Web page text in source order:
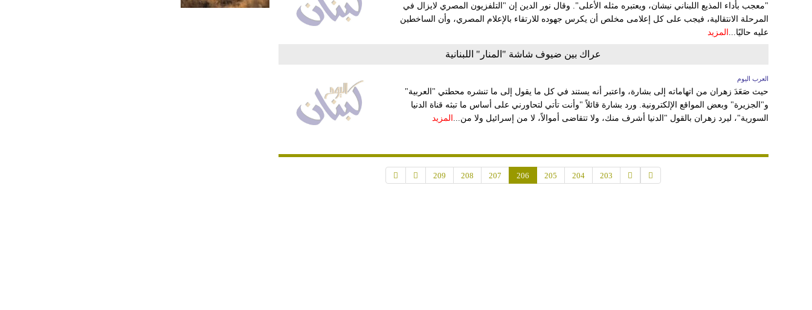
"معجب بأداء المذيع اللبناني نيشان، ويعتبره مثله الأعلى". وقال نور الدين إن "التلفزيون المصري لايزال في
المرحلة الانتقالية، فيجب على كل إعلامى مخلص أن يكرس جهوده للارتقاء بالإعلام المصري، وأن الساخطين
عليه حاليًا... المزيد
عراك بين ضيوف شاشة "المنار" اللبنانية
العرب اليوم
حيث صَعَدَ زهران من اتهاماته إلى بشارة، واعتبر أنه يستند في كل ما يقول إلى ما تنشره محطتي "العربية"
و"الجزيرة" وبعض المواقع الإلكترونية. ورد بشارة قائلاً "وأنت تأتي لتحاورني على أساس ما تبثه قناة الدنيا
السورية"، ليرد زهران بالقول "الدنيا أشرف منك، ولا تتقاضى أموالاً، لا من إسرائيل ولا من... المزيد
203
204
205
206
207
208
209